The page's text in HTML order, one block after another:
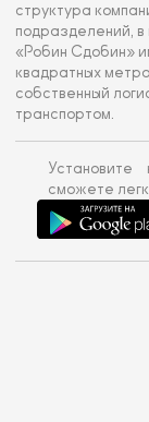
структура
подразделений, в
«Робин Сдобин»
квадратных
собственный
транспортом.
сможете